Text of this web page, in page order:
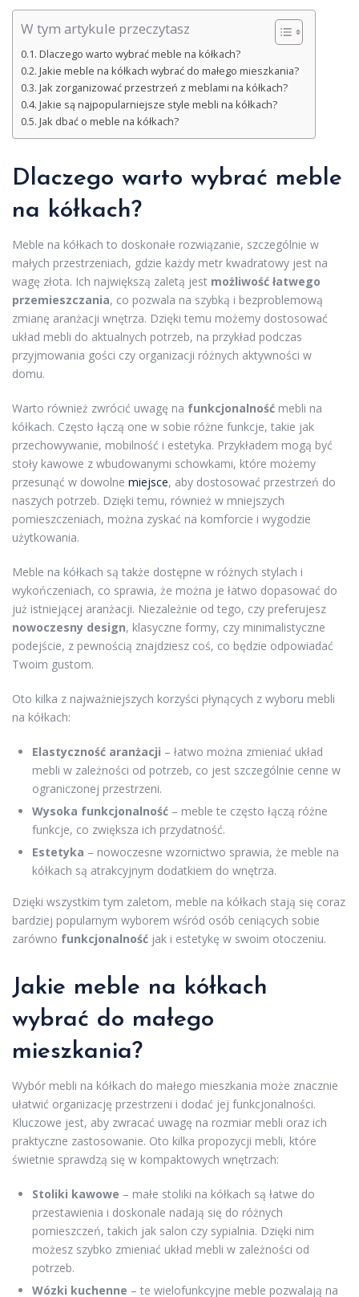
W tym artykule przeczytasz
Dlaczego warto wybrać meble na kółkach?
Jakie meble na kółkach wybrać do małego mieszkania?
Jak zorganizować przestrzeń z meblami na kółkach?
Jakie są najpopularniejsze style mebli na kółkach?
Jak dbać o meble na kółkach?
Dlaczego warto wybrać meble
na kółkach?
Meble na kółkach to doskonałe rozwiązanie, szczególnie w
małych przestrzeniach, gdzie każdy metr kwadratowy jest na
wagę złota. Ich największą zaletą jest możliwość łatwego
przemieszczania, co pozwala na szybką i bezproblemową
zmianę aranżacji wnętrza. Dzięki temu możemy dostosować
układ mebli do aktualnych potrzeb, na przykład podczas
przyjmowania gości czy organizacji różnych aktywności w
domu.
Warto również zwrócić uwagę na funkcjonalność mebli na
kółkach. Często łączą one w sobie różne funkcje, takie jak
przechowywanie, mobilność i estetyka. Przykładem mogą być
stoły kawowe z wbudowanymi schowkami, które możemy
przesunąć w dowolne miejsce, aby dostosować przestrzeń do
naszych potrzeb. Dzięki temu, również w mniejszych
pomieszczeniach, można zyskać na komforcie i wygodzie
użytkowania.
Meble na kółkach są także dostępne w różnych stylach i
wykończeniach, co sprawia, że można je łatwo dopasować do
już istniejącej aranżacji. Niezależnie od tego, czy preferujesz
nowoczesny design, klasyczne formy, czy minimalistyczne
podejście, z pewnością znajdziesz coś, co będzie odpowiadać
Twoim gustom.
Oto kilka z najważniejszych korzyści płynących z wyboru mebli
na kółkach:
Elastyczność aranżacji – łatwo można zmieniać układ
mebli w zależności od potrzeb, co jest szczególnie cenne w
ograniczonej przestrzeni.
Wysoka funkcjonalność – meble te często łączą różne
funkcje, co zwiększa ich przydatność.
Estetyka – nowoczesne wzornictwo sprawia, że meble na
kółkach są atrakcyjnym dodatkiem do wnętrza.
Dzięki wszystkim tym zaletom, meble na kółkach stają się coraz
bardziej popularnym wyborem wśród osób ceniących sobie
zarówno funkcjonalność jak i estetykę w swoim otoczeniu.
Jakie meble na kółkach
wybrać do małego
mieszkania?
Wybór mebli na kółkach do małego mieszkania może znacznie
ułatwić organizację przestrzeni i dodać jej funkcjonalności.
Kluczowe jest, aby zwracać uwagę na rozmiar mebli oraz ich
praktyczne zastosowanie. Oto kilka propozycji mebli, które
świetnie sprawdzą się w kompaktowych wnętrzach:
Stoliki kawowe – małe stoliki na kółkach są łatwe do
przestawienia i doskonale nadają się do różnych
pomieszczeń, takich jak salon czy sypialnia. Dzięki nim
możesz szybko zmieniać układ mebli w zależności od
potrzeb.
Wózki kuchenne – te wielofunkcyjne meble pozwalają na